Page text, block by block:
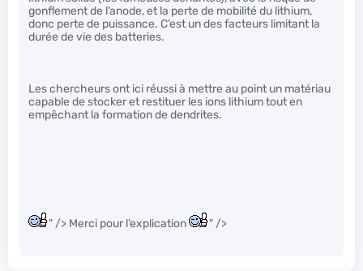
gonflement de l’anode, et la perte de mobilité du lithium,
donc perte de puissance. C’est un des facteurs limitant la
durée de vie des batteries.
Les chercheurs ont ici réussi à mettre au point un matériau
capable de stocker et restituer les ions lithium tout en
empêchant la formation de dendrites.
" /> Merci pour l’explication " />